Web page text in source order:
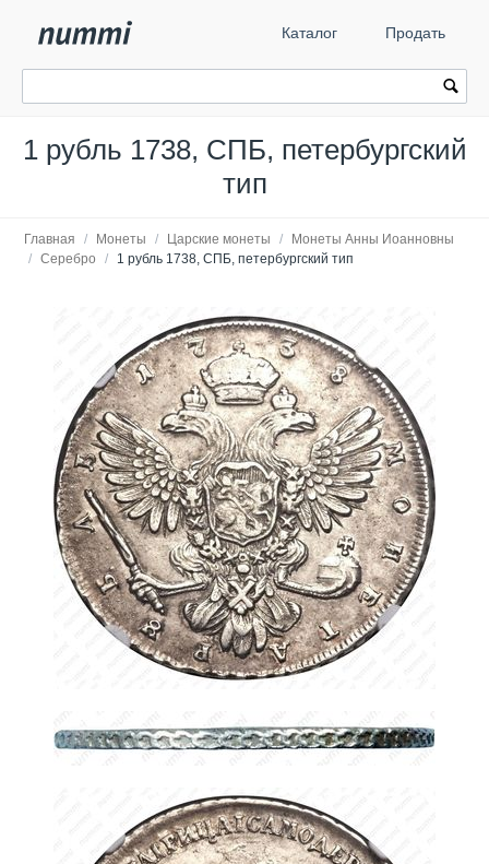
Каталог Продать
1 рубль 1738, СПБ, петербургский
тип
Главная / Монеты / Царские монеты /
Монеты Анны Иоанновны
/ Серебро / 1 рубль 1738, СПБ, петербургский тип